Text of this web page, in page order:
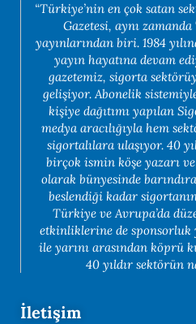
“Türkiye’nin en çok satan
Gazetesi, aynı
yayınlarından biri. 1984
yayın hayatına devam
gazetemiz, sigorta
gelişiyor. Abonelik
kişiye dağıtımı yapılan
medya aracılığıyla hem
sigortalılara ulaşıyor. 40
birçok ismin köşe yazarı
olarak bünyesinde
beslendiği kadar
Türkiye ve Avrupa’da
etkinliklerine de sponsorluk
ile yarını arasından köprü
40 yıldır sektörün
İletişim